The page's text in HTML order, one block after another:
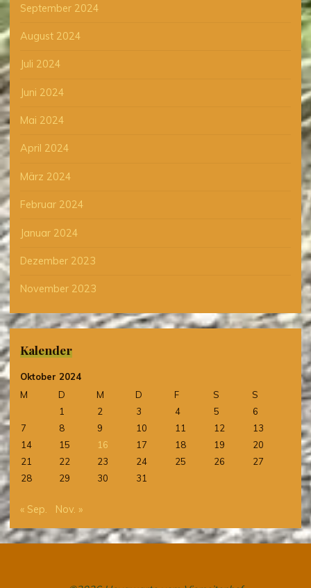
September 2024
August 2024
Juli 2024
Juni 2024
Mai 2024
April 2024
März 2024
Februar 2024
Januar 2024
Dezember 2023
November 2023
Kalender
Oktober 2024
M
D M D F S
S
1
2 3 4 5
6
7
8 9 10 11 12
13
14
15 16 17 18 19
20
21
22 23 24 25 26
27
28
29 30 31
« Sep. Nov. »